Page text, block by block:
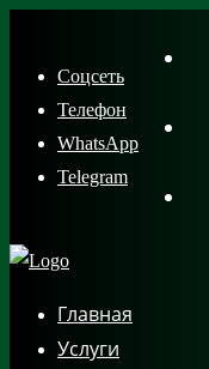
content
Соцсеть
Телефон
WhatsApp
Telegram
Главная
Услуги